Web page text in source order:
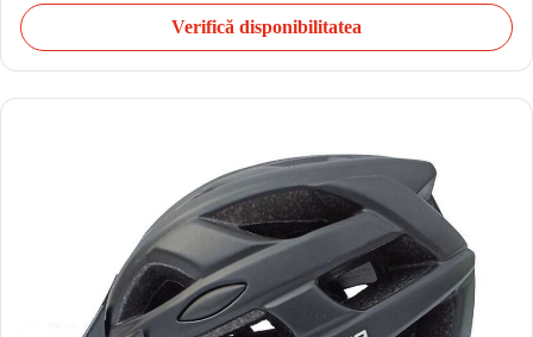
Verifică disponibilitatea